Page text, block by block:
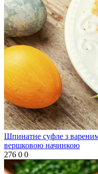
Шпинатне суфле з
вершковою начинкою
276 0 0